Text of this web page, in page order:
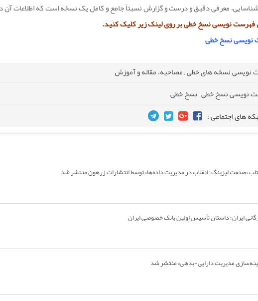
معرفی دقیق و درست و گزارش نسبتاً جامع و کامل یک نسخه است که اطلاعات
فهرست نویسی نسخ خطی بر روی لینک زیر کلیک کنید.
نویسی نسخه های خطی,مصاحبه، مقاله و آموزش
نویسی نسخ خطی,نسخ خطی
های اجتماعی :
«صنعت لیزینگ؛ انقلاب در مدیریت داده‌ها» توسط انتشارات زرهون منتشر شد
ایران؛ داستان تأسیس اولین بانک خصوصی ایران
مدیریت دارایی-بدهی» منتشر شد